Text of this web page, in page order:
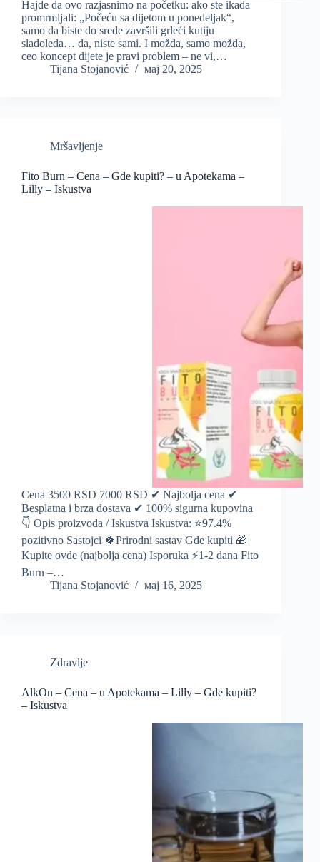
Hajde da ovo razjasnimo na početku: ako ste ikada
promrmljali: „Počeću sa dijetom u ponedeljak“,
samo da biste do srede završili grleći kutiju
sladoleda… da, niste sami. I možda, samo možda,
ceo koncept dijete je pravi problem – ne vi,…
Tijana Stojanović
мај 20, 2025
Mršavljenje
Fito Burn – Cena – Gde kupiti? – u Apotekama –
Lilly – Iskustva
Cena 3500 RSD 7000 RSD ✔ Najbolja cena ✔
Besplatna i brza dostava ✔ 100% sigurna kupovina
👇 Opis proizvoda / Iskustva Iskustva: ⭐️97.4%
pozitivno Sastojci 🍀Prirodni sastav Gde kupiti 🎁
Kupite ovde (najbolja cena) Isporuka ⚡️1-2 dana Fito
Burn –…
Tijana Stojanović
мај 16, 2025
Zdravlje
AlkOn – Cena – u Apotekama – Lilly – Gde kupiti?
– Iskustva